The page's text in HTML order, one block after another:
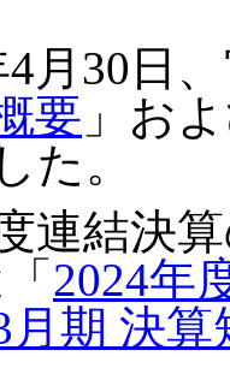
月30日
要 」お
た。
連結決
2024年
月期 決算